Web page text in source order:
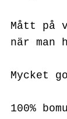
Mått på
när man
Mycket
100%